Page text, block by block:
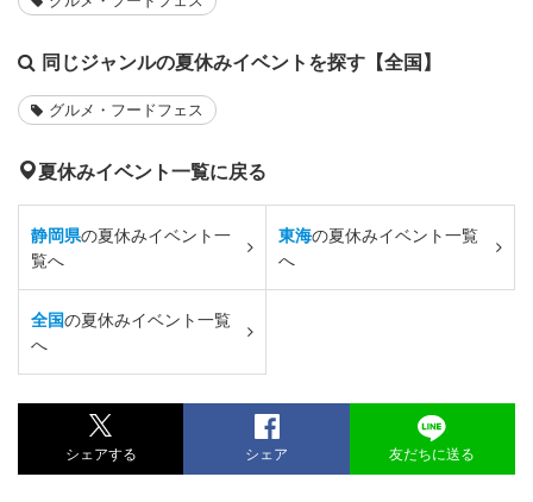
同じジャンルの夏休みイベントを探す【全国】
グルメ・フードフェス
夏休みイベント一覧に戻る
静岡県の夏休みイベント一
覧へ
東海の夏休みイベント一覧
へ
全国の夏休みイベント一覧
へ
シェアする シェア 友だちに送る